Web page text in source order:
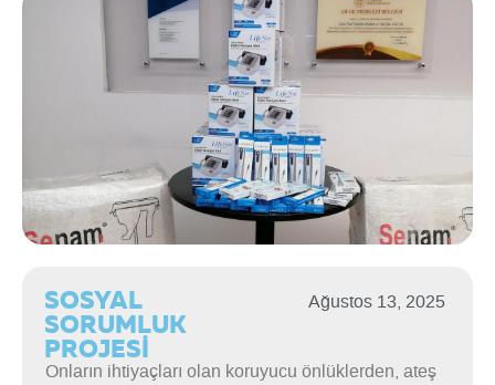
SOSYAL
SORUMLUK
PROJESİ
Ağustos 13, 2025
Onların ihtiyaçları olan koruyucu önlüklerden, ateş